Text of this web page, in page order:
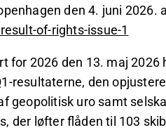
den 4. juni 2026.
of-rights-issue-1
for 2026 den 13. maj 2026
resultaterne, den
geopolitisk uro samt
der løfter flåden til 103